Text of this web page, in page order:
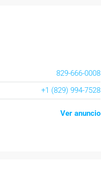
829-666-0008
+1 (829) 994-7528
Ver anuncio